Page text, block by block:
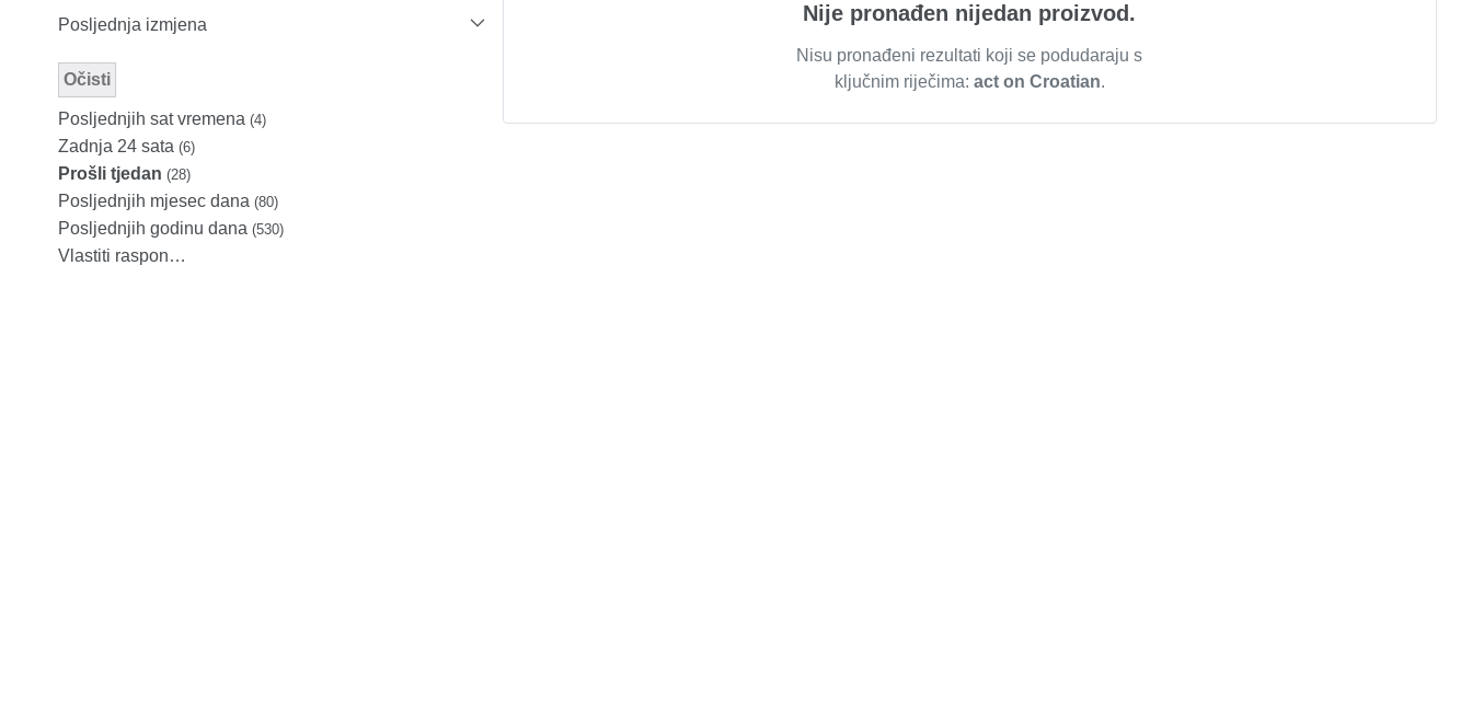
Posljednja izmjena
Očisti
Posljednjih sat vremena (4)
Zadnja 24 sata (6)
Prošli tjedan (28)
Posljednjih mjesec dana (80)
Posljednjih godinu dana (530)
Vlastiti raspon…
Nije pronađen nijedan proizvod.
Nisu pronađeni rezultati koji se podudaraju s
ključnim riječima: act on Croatian.